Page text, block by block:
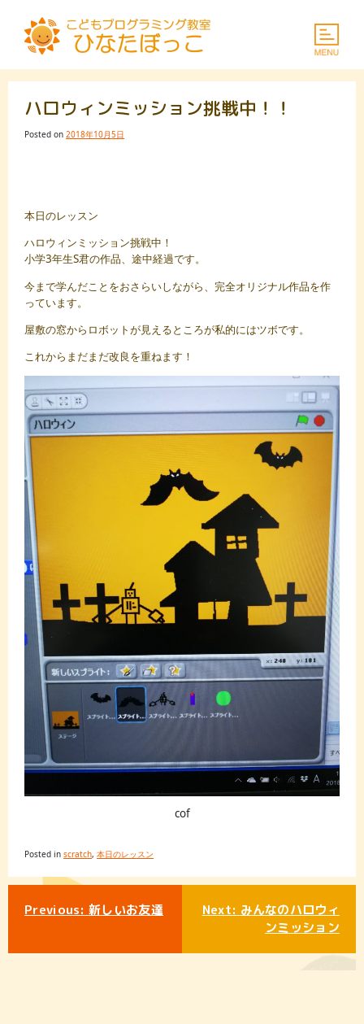
content
ハロウィンミッション挑戦中！！
Posted on2018年10月5日
本日のレッスン
ハロウィンミッション挑戦中！
小学3年生S君の作品、途中経過です。
今まで学んだことをおさらいしながら、完全オリジナル作品を作
っています。
屋敷の窓からロボットが見えるところが私的にはツボです。
これからまだまだ改良を重ねます！
cof
Posted inscratch,本日のレッスン
稿
ビ
Previous: 新しいお友達 Next: みんなのハロウィ
ンミッション